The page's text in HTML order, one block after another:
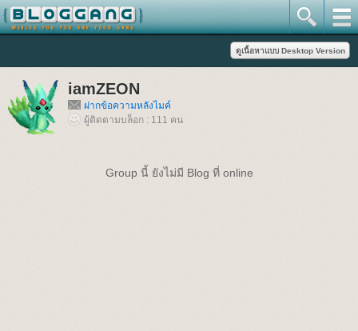
iamZEON
ฝากข้อความหลังไมค์
ผู้ติดตามบล็อก : 111 คน
Group นี้ ยังไม่มี Blog ที่ online